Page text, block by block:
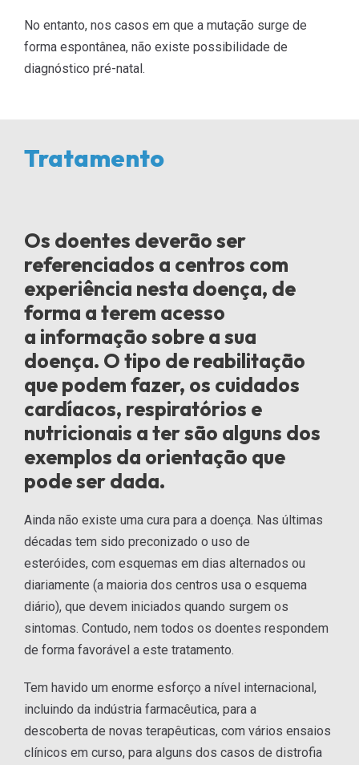
No entanto, nos casos em que a mutação surge de
forma espontânea, não existe possibilidade de
diagnóstico pré-natal.
Tratamento
Os doentes deverão ser
referenciados a centros com
experiência nesta doença, de
forma a terem acesso
a informação sobre a sua
doença. O tipo de reabilitação
que podem fazer, os cuidados
cardíacos, respiratórios e
nutricionais a ter são alguns dos
exemplos da orientação que
pode ser dada.
Ainda não existe uma cura para a doença. Nas últimas
décadas tem sido preconizado o uso de
esteróides, com esquemas em dias alternados ou
diariamente (a maioria dos centros usa o esquema
diário), que devem iniciados quando surgem os
sintomas. Contudo, nem todos os doentes respondem
de forma favorável a este tratamento.
Tem havido um enorme esforço a nível internacional,
incluindo da indústria farmacêutica, para a
descoberta de novas terapêuticas, com vários ensaios
clínicos em curso, para alguns dos casos de distrofia